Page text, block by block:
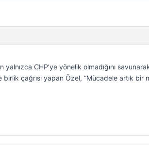
CHP’ye yönelik olmadığını
çağrısı yapan Özel, “Mücadele artık bir